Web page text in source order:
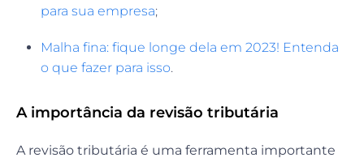
para sua empresa;
Malha fina: fique longe dela em 2023! Entenda
o que fazer para isso.
A importância da revisão tributária
A revisão tributária é uma ferramenta importante